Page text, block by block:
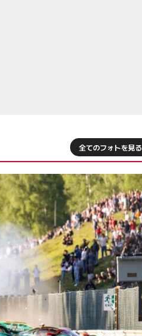
全てのフォトを見る